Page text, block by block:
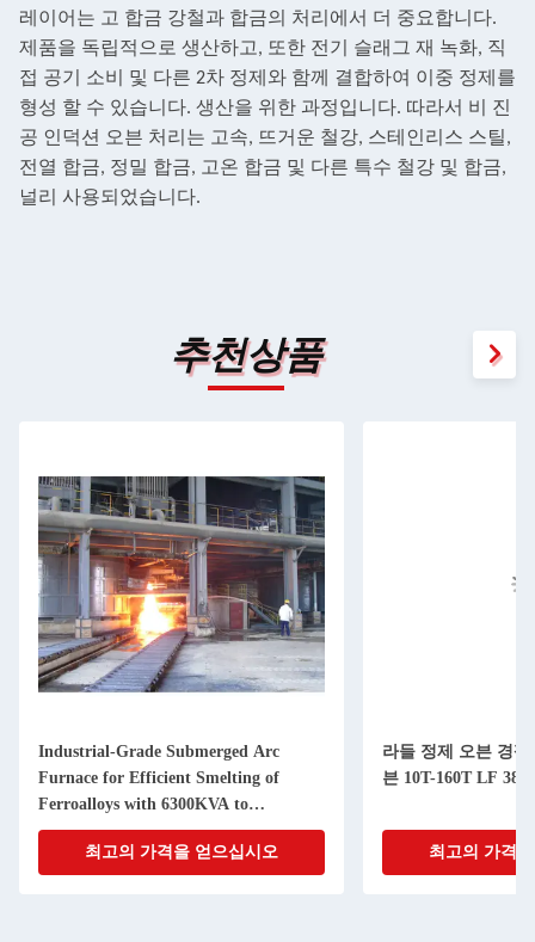
레이어는 고 합금 강철과 합금의 처리에서 더 중요합니다.
제품을 독립적으로 생산하고, 또한 전기 슬래그 재 녹화, 직
접 공기 소비 및 다른 2차 정제와 함께 결합하여 이중 정제를
형성 할 수 있습니다. 생산을 위한 과정입니다. 따라서 비 진
공 인덕션 오븐 처리는 고속, 뜨거운 철강, 스테인리스 스틸,
전열 합금, 정밀 합금, 고온 합금 및 다른 특수 철강 및 합금,
널리 사용되었습니다.
추천상품
Industrial-Grade Submerged Arc
Furnace for Efficient Smelting of
Ferroalloys with 6300KVA to
68000KVA Capacity
최고의 가격을 얻으십시오
라들 정제 오븐 경
븐 10T-160T LF
최고의 가격